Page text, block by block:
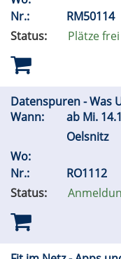
Nr.:
RM50114
Status:
Plätze frei
Datenspuren - Was
Wann:
ab Mi.
Oelsnitz
Wo:
Nr.:
RO1112
Status: